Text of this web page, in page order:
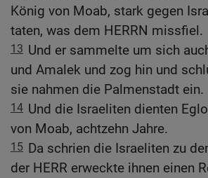
König von Moab, stark gegen
taten, was dem HERRN missfiel.
13 Und er sammelte um sich
und Amalek und zog hin und
sie nahmen die Palmenstadt ein.
14 Und die Israeliten dienten
von Moab, achtzehn Jahre.
15 Da schrien die Israeliten zu
der HERR erweckte ihnen einen